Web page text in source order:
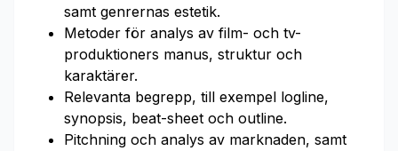
samt genrernas estetik.
Metoder för analys av film- och tv-
produktioners manus, struktur och
karaktärer.
Relevanta begrepp, till exempel logline,
synopsis, beat-sheet och outline.
Pitchning och analys av marknaden, samt